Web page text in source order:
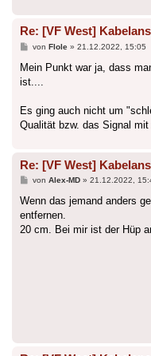
Re: [VF West]
Beitrag
von Flole» 21.12.2022, 15:05
Mein Punkt war ja, dass
ist....
Es ging auch nicht um
Qualität bzw. das Signal mit
Re: [VF West]
Beitrag
von Alex-MD» 21.12.2022,
Wenn das jemand anders
entfernen.
20 cm. Bei mir ist der Hüp